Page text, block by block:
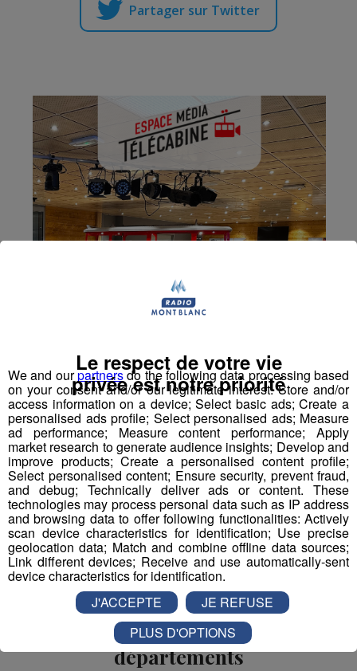
Partager sur Twitter
Pays de Savoie : à l'occasion du
Tour de France, Thomas Pesquet
publie une photo des 2
départements
We and ourpartnersdo the following data processing based
on your consent and/or our legitimate interest: Store and/or
access information on a device; Select basic ads; Create a
personalised ads profile; Select personalised ads; Measure
ad performance; Measure content performance; Apply
market research to generate audience insights; Develop and
improve products; Create a personalised content profile;
Select personalised content; Ensure security, prevent fraud,
and debug; Technically deliver ads or content. These
technologies may process personal data such as IP address
and browsing data to offer following functionalities: Actively
scan device characteristics for identification; Use precise
geolocation data; Match and combine offline data sources;
Link different devices; Receive and use automatically-sent
device characteristics for identification.
Le respect de votre vie
privée est notre priorité
J'ACCEPTE
JE REFUSE
PLUS D'OPTIONS